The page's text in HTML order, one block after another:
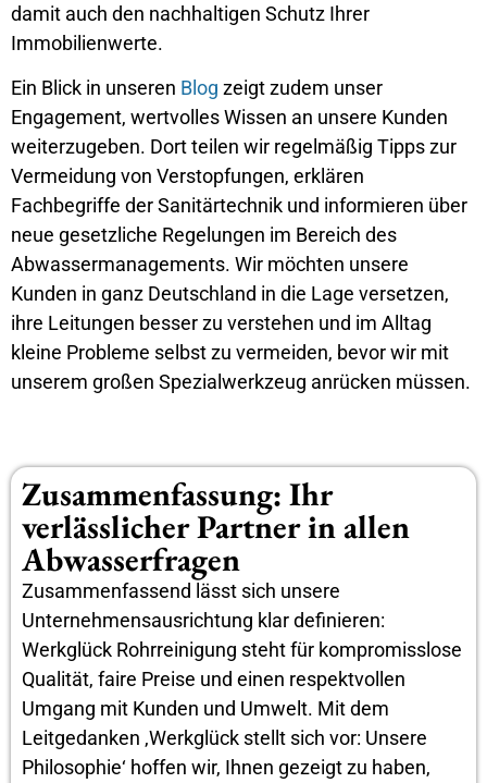
damit auch den nachhaltigen Schutz Ihrer
Immobilienwerte.
Ein Blick in unseren Blog zeigt zudem unser
Engagement, wertvolles Wissen an unsere Kunden
weiterzugeben. Dort teilen wir regelmäßig Tipps zur
Vermeidung von Verstopfungen, erklären
Fachbegriffe der Sanitärtechnik und informieren über
neue gesetzliche Regelungen im Bereich des
Abwassermanagements. Wir möchten unsere
Kunden in ganz Deutschland in die Lage versetzen,
ihre Leitungen besser zu verstehen und im Alltag
kleine Probleme selbst zu vermeiden, bevor wir mit
unserem großen Spezialwerkzeug anrücken müssen.
Zusammenfassung: Ihr
verlässlicher Partner in allen
Abwasserfragen
Zusammenfassend lässt sich unsere
Unternehmensausrichtung klar definieren:
Werkglück Rohrreinigung steht für kompromisslose
Qualität, faire Preise und einen respektvollen
Umgang mit Kunden und Umwelt. Mit dem
Leitgedanken ‚Werkglück stellt sich vor: Unsere
Philosophie‘ hoffen wir, Ihnen gezeigt zu haben,